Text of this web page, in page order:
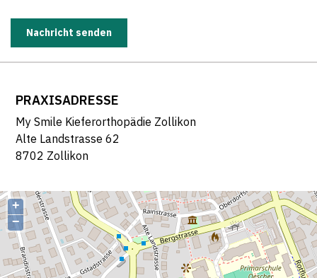
Nachricht senden
PRAXISADRESSE
My Smile Kieferorthopädie Zollikon
Alte Landstrasse 62
8702 Zollikon